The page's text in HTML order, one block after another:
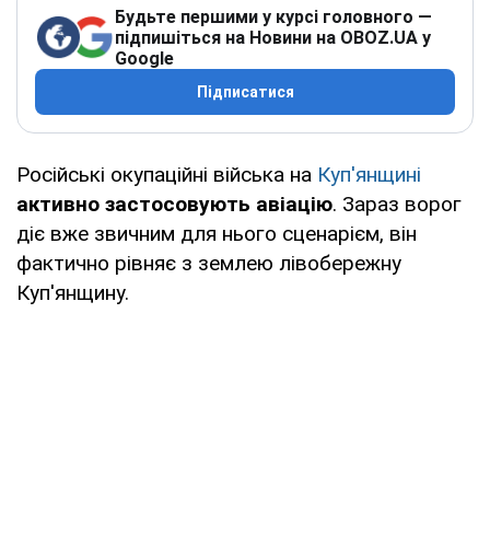
Будьте першими у курсі головного —
підпишіться на Новини на OBOZ.UA у
Google
Підписатися
Російські окупаційні війська на Куп'янщині
активно застосовують авіацію. Зараз ворог
діє вже звичним для нього сценарієм, він
фактично рівняє з землею лівобережну
Куп'янщину.